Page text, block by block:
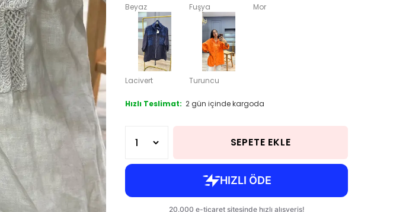
Beyaz Fuşya Mor
Lacivert Turuncu
Hızlı Teslimat: 2 gün içinde kargoda
SEPETE EKLE